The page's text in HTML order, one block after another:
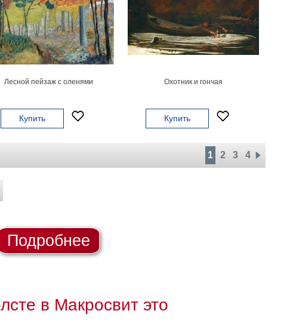
Лесной пейзаж с оленями
Купить
Охотник и гончая
Купить
1 2 3 4
Подробнее
в Макросвит это